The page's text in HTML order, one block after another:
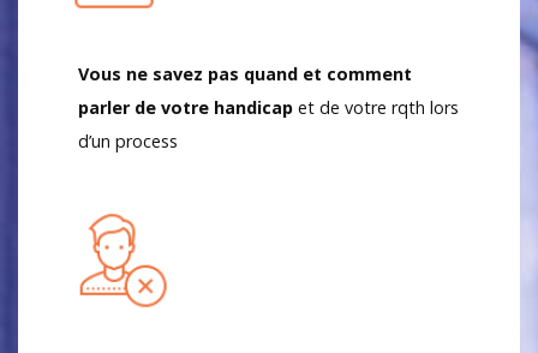
Vous ne savez pas quand et comment
parler de votre handicapet de votre rqth lors
d’un process